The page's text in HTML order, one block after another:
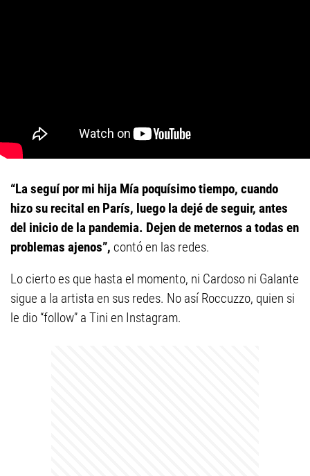
“La seguí por mi hija Mía poquísimo tiempo, cuando
hizo su recital en París, luego la dejé de seguir, antes
del inicio de la pandemia. Dejen de meternos a todas en
problemas ajenos”, contó en las redes.
Lo cierto es que hasta el momento, ni Cardoso ni Galante
sigue a la artista en sus redes. No así Roccuzzo, quien si
le dio “follow” a Tini en Instagram.